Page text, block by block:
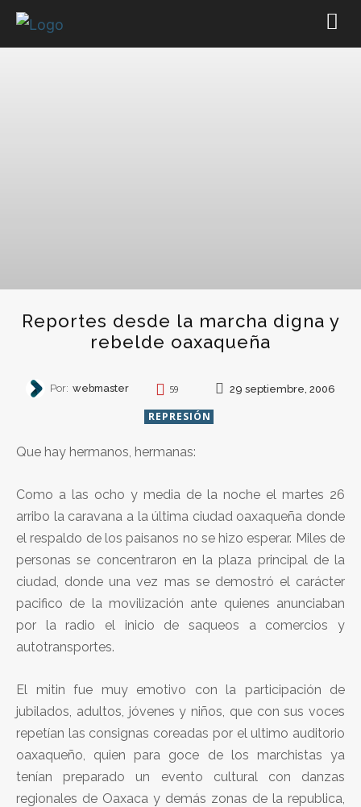
Reportes desde la marcha digna y
rebelde oaxaqueña
Por: webmaster 59 29 septiembre, 2006
REPRESIÓN
Que hay hermanos, hermanas:
Como a las ocho y media de la noche el martes 26
arribo la caravana a la última ciudad oaxaqueña donde
el respaldo de los paisanos no se hizo esperar. Miles de
personas se concentraron en la plaza principal de la
ciudad, donde una vez mas se demostró el carácter
pacifico de la movilización ante quienes anunciaban
por la radio el inicio de saqueos a comercios y
autotransportes.
El mitin fue muy emotivo con la participación de
jubilados, adultos, jóvenes y niños, que con sus voces
repetían las consignas coreadas por el ultimo auditorio
oaxaqueño, quien para goce de los marchistas ya
tenían preparado un evento cultural con danzas
regionales de Oaxaca y demás zonas de la republica,